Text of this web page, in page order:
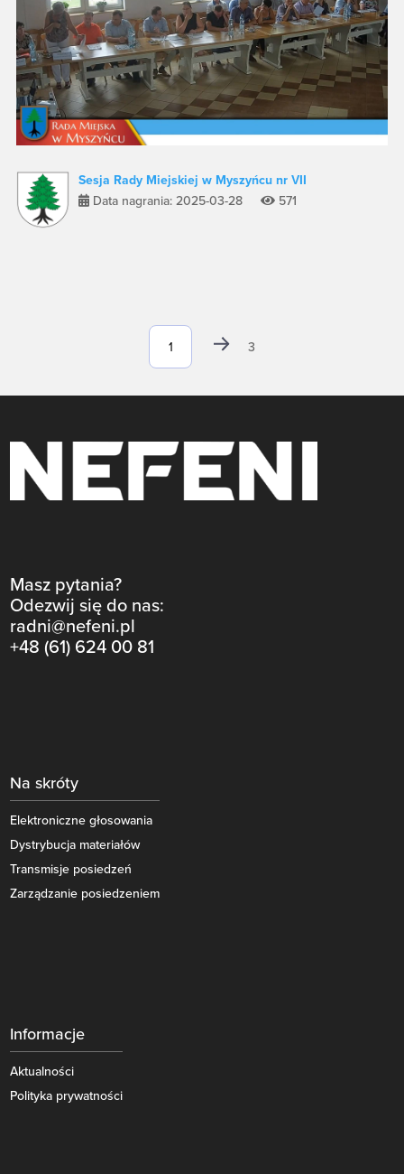
Sesja Rady Miejskiej w Myszyńcu nr VII
Data nagrania: 2025-03-28
571
3
Masz pytania?
Odezwij się do nas:
radni@nefeni.pl
+48 (61) 624 00 81
Na skróty
Elektroniczne głosowania
Dystrybucja materiałów
Transmisje posiedzeń
Zarządzanie posiedzeniem
Informacje
Aktualności
Polityka prywatności